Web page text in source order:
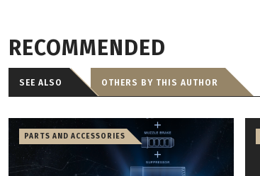
RECOMMENDED
SEE ALSO OTHERS BY THIS AUTHOR
PARTS AND ACCESSORIES